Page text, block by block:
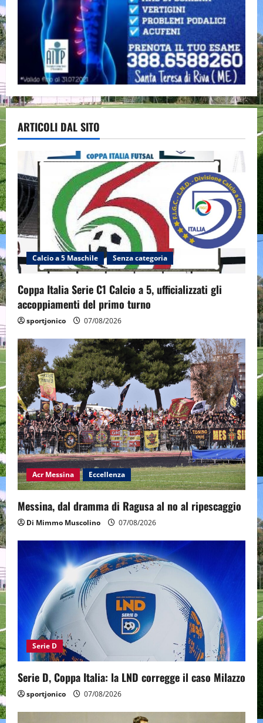
ARTICOLI DAL SITO
Calcio a 5 Maschile Senza categoria
Coppa Italia Serie C1 Calcio a 5, ufficializzati gli
accoppiamenti del primo turno
sportjonico 07/08/2026
Acr Messina Eccellenza
Messina, dal dramma di Ragusa al no al ripescaggio
Di Mimmo Muscolino 07/08/2026
Serie D
Serie D, Coppa Italia: la LND corregge il caso Milazzo
sportjonico 07/08/2026